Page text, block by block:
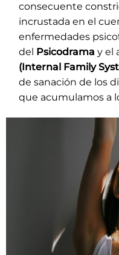
consecuente
incrustada en el
enfermedades
del Psicodrama y el
(Internal Family
de sanación de los
que acumulamos a